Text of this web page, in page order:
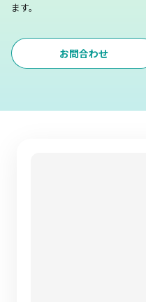
ます。
お問合わせ